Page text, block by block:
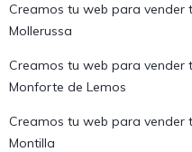
Creamos tu web para vender
Mollerussa
Creamos tu web para vender
Monforte de Lemos
Creamos tu web para vender
Montilla